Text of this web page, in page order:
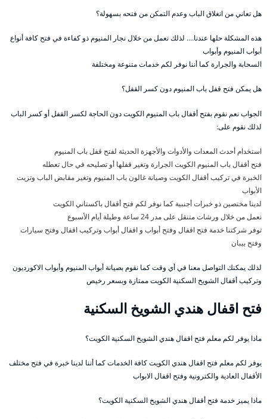
هل تعاني من انغلاق الباب وعدم التمكن من فتحه بسهولة؟
هذه المشكلة حلها عندنا…. لذلك نعمل من خلال نجار المنيوم ذو كفاءة في فتح كافة أنواع
أبواب المنيوم وأبواب
السحابة والجرارة كما أننا نوفر لكم خدمات متنوعة ومختلفة
هل يمكن فتح قفل باب المنيوم دون كسر القفل؟
الجواب نعم نقوم بفتح أقفال باب المنيوم الكويت دون الحاجة لكسر القفل أو كسر الباب
لذلك نقوم على:
استخدام أحدث المعدات والأدوات والأجهزة الحديثة لفتح قفل باب المنيوم
فتح أقفال باب المنيوم الكويت الجرارة وتغير قفلها أو تصليحه في حال تعطله
الخبرة في تركيب أقفال الكويت وصيانة غالون باب المنيوم وتغير مقابض الباب وتزيت
الأبواب
لدينا مختصين ذو خبرات أجنبية كما نوفر لكم فتح أقفال باكستاني الكويت
نعمل من خلال ورشات متنقل على مدر 24 ساعة وطيلة أيام الأسبوع
توفر شركتنا خدمة فتح اقفال وفتح أبواب و اقفال أبواب وتركيب اقفال وفتح سيارات
وفتح بيبان
لذلك يمكنك التواصل معنا في أي وقت كما نقوم بصيانة أبواب المنيوم وأبواب الاكورديون
وتركيب أقفال الشويخ السكنية الكويت ممتازة وبسعر رخيص
فتح اقفال هندي الشويخ السكنية
ماذا يوفر لكم معلم فتح اقفال هندي الشويخ السكنية الكويت؟
يوفر لكم معلم فتح اقفال هندي الكويت كافة الخدمات كما أننا لدينا خبرة في فتح مختلف
الأقفال العادية والكترونية وفتح اقفال الابواب
ماذا يميز خدمة فتح أقفال هندي الشويخ السكنية الكويت؟